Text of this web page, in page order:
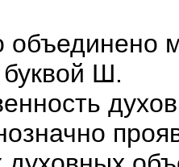
объединено
Ш.